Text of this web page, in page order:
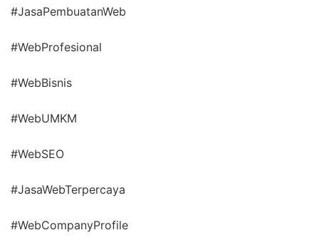
#JasaPembuatanWeb
#WebProfesional
#WebBisnis
#WebUMKM
#WebSEO
#JasaWebTerpercaya
#WebCompanyProfile